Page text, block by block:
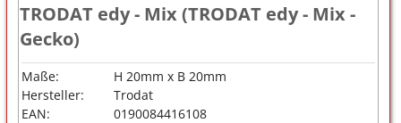
TRODAT edy - Mix (TRODAT edy - Mix -
Gecko)
Maße:
H 20mm x B 20mm
Hersteller:
Trodat
EAN:
0190084416108